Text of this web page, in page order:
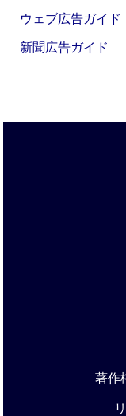
ウェブ広告ガイド
新聞広告ガイド
著作